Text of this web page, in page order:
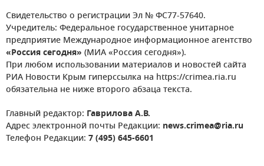
Свидетельство о регистрации Эл № ФС77-57640.
Учредитель: Федеральное государственное унитарное
предприятие Международное информационное агентство
«Россия сегодня» (МИА «Россия сегодня»).
При любом использовании материалов и новостей сайта
РИА Новости Крым гиперссылка на https://crimea.ria.ru
обязательна не ниже второго абзаца текста.
Главный редактор: Гаврилова А.В.
Адрес электронной почты Редакции: news.crimea@ria.ru
Телефон Редакции: 7 (495) 645-6601